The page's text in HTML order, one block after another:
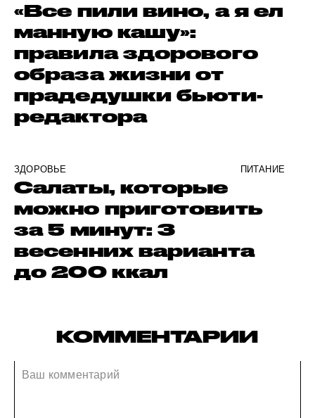
«Все пили вино, а я ел
манную кашу»:
правила здорового
образа жизни от
прадедушки бьюти-
редактора
ЗДОРОВЬЕ ПИТАНИЕ
Салаты, которые
можно приготовить
за 5 минут: 3
весенних варианта
до 200 ккал
КОММЕНТАРИИ